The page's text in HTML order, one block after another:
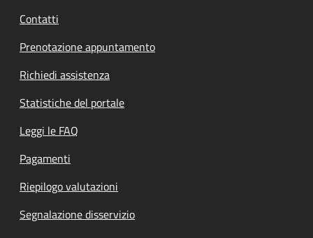
Contatti
Prenotazione appuntamento
Richiedi assistenza
Statistiche del portale
Leggi le FAQ
Pagamenti
Riepilogo valutazioni
Segnalazione disservizio